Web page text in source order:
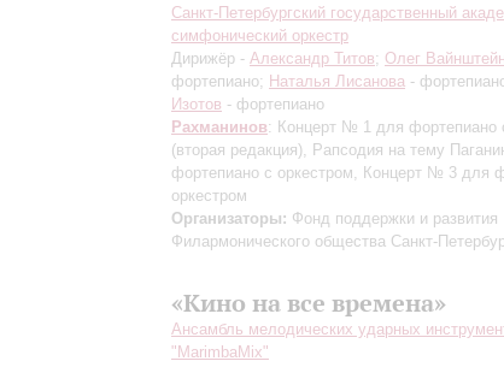
Санкт-Петербургский государственный
симфонический оркестр
Дирижёр - Александр Титов; Олег Вайнштейн
фортепиано; Наталья Лисанова -
Изотов - фортепиано
Рахманинов: Концерт № 1 для фортепиано
(вторая редакция), Рапсодия на тему
фортепиано с оркестром, Концерт № 3 для
оркестром
Организаторы: Фонд поддержки и развития
Филармонического общества Санкт-
«Кино на все времена»
Ансамбль мелодических ударных
"MarimbaMix"